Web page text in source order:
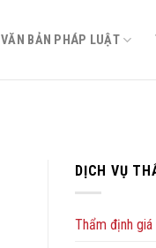
VĂN BẢN PHÁP LUẬT
DỊCH VỤ
Thẩm định